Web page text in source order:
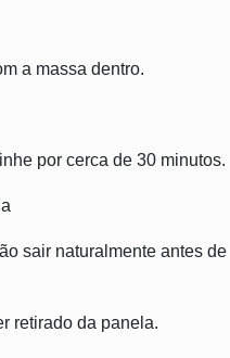
a massa dentro.
por cerca de 30 minutos.
sair naturalmente antes de
retirado da panela.